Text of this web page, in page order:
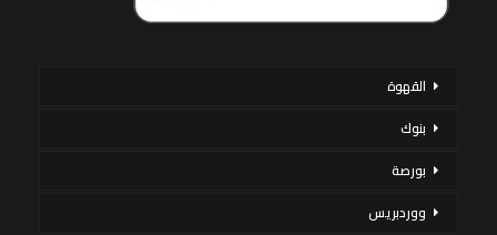
القهوة
بنوك
بورصة
ووردبريس